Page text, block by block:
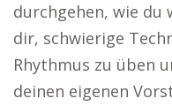
durchgehen, wie du
dir, schwierige
Rhythmus zu üben
deinen eigenen